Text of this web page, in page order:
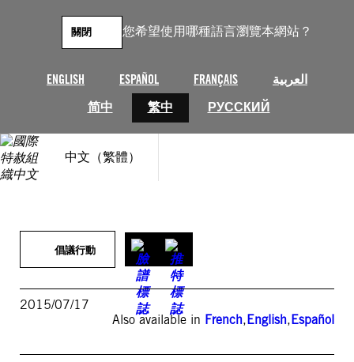
您希望使用哪種語言瀏覽本網站？
ENGLISH ESPAÑOL FRANÇAIS
العربية
简中
繁中 РУССКИЙ
關閉
中文（繁體）
倡議行動
2015/07/17
Also available in French,English,Español